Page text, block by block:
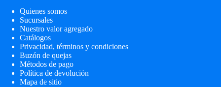
Quienes somos
Sucursales
Nuestro valor agregado
Catálogos
Privacidad, términos y condiciones
Buzón de quejas
Métodos de pago
Política de devolución
Mapa de sitio